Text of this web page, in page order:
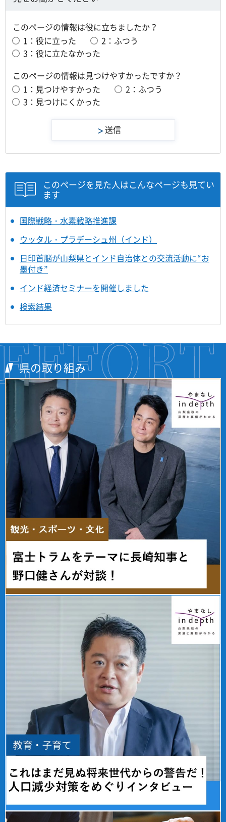
このページの情報は役に立ちましたか？
1：役に立った
2：ふつう
3：役に立たなかった
このページの情報は見つけやすかったですか？
1：見つけやすかった
2：ふつう
3：見つけにくかった
このページを見た人はこんなページも見てい
ます
国際戦略・水素戦略推進課
ウッタル・プラデーシュ州（インド）
日印首脳が山梨県とインド自治体との交流活動に“お
墨付き”
インド経済セミナーを開催しました
検索結果
県の取り組み